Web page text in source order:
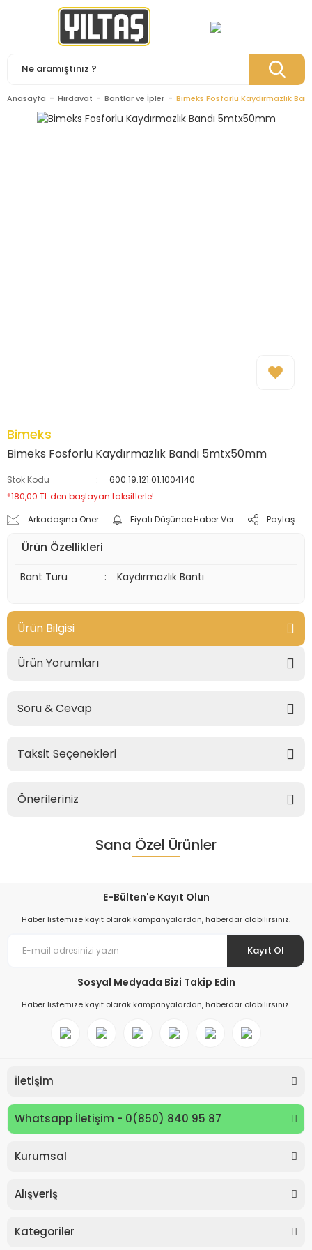
Anasayfa Hırdavat Bantlar ve İpler Bimeks Fosforlu Kaydırmazlık
Bimeks
Bimeks Fosforlu Kaydırmazlık Bandı 5mtx50mm
Stok Kodu
600.19.121.01.1004140
*180,00 TL den başlayan taksitlerle!
Arkadaşına Öner
Fiyatı Düşünce Haber Ver Paylaş
Ürün Özellikleri
Bant Türü : Kaydırmazlık Bantı
Ürün Bilgisi
Ürün Yorumları
Soru & Cevap
Taksit Seçenekleri
Önerileriniz
Sana Özel Ürünler
E-Bülten'e Kayıt Olun
Haber listemize kayıt olarak kampanyalardan, haberdar olabilirsiniz.
Kayıt Ol
Sosyal Medyada Bizi Takip Edin
Haber listemize kayıt olarak kampanyalardan, haberdar olabilirsiniz.
İletişim
Whatsapp İletişim - 0(850) 840 95 87
Kurumsal
Alışveriş
Kategoriler